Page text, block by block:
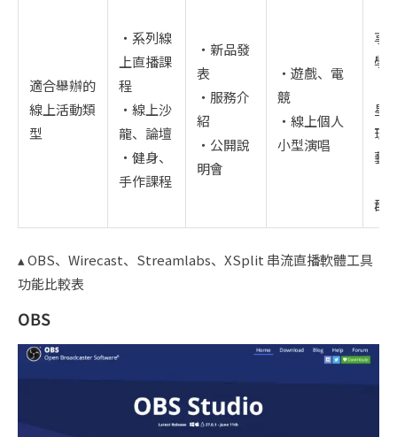
適合舉辦的
線上活動類
型
・系列線
上直播課
程
・線上沙
龍、論壇
・健身、
手作課程
・新品發
表
・服務介
紹
・公開說
明會
・遊戲、電
競
・線上個人
小型演唱
享
學
星
理
藝
群
▴ OBS、Wirecast、Streamlabs、XSplit 串流直播軟體工具
功能比較表
OBS